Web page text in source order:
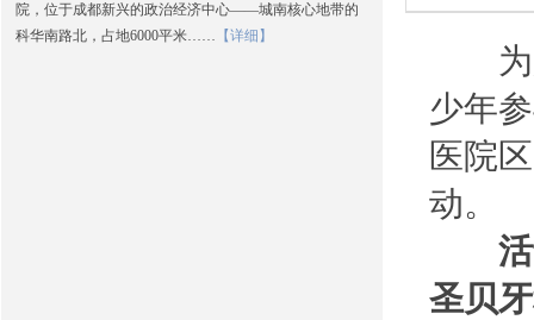
为加
少年
医院
动。
活动
圣贝
院，位于成都新兴的政治经济中心——城南核心地带的
科华南路北，占地6000平米…… 【详细】